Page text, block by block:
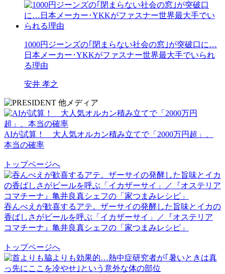
1000円ジーンズの｢閉まらない社会の窓｣が突破口に…
日本メーカー･YKKがファスナー世界最大手でいられ
る理由
安井 孝之
AIが試算！ 大人気オルカン積み立てで「2000万円超」、
本当の確率
トップページへ
吞んべえが歓喜するアテ。ザーサイの発酵した旨味とイカの
香ばしさがビールを呼ぶ「イカザーサイ」／『オステリア
コマチーナ』⻲井良真シェフの「家つまみレシピ」
トップページへ